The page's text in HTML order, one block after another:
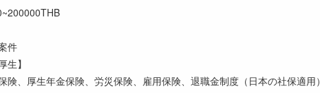
件
生】
険、厚生年金保険、労災保険、雇用保険、退職金制度（日本の社保適用）